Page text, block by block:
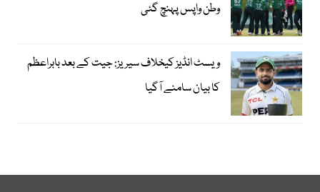
وطن واپس پہنچ گئی
ویسٹ انڈیز کیخلاف سیریز: جیت کے بعد بابراعظم
کا بیان سامنے آگیا